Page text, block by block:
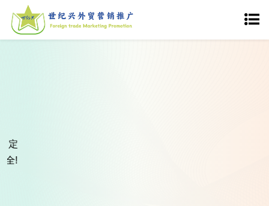
海归及网站工程师塑造外商青睐的网站。365天24小时服务
为客户网站 提供全天候的技术支持，满足甚至超过客户所